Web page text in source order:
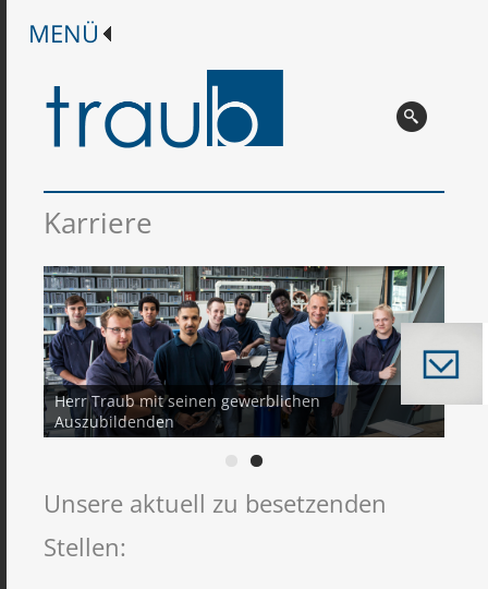
Karriere
Herr Traub mit seinen gewerblichen
Auszubildenden
Unsere aktuell zu besetzenden
Stellen: